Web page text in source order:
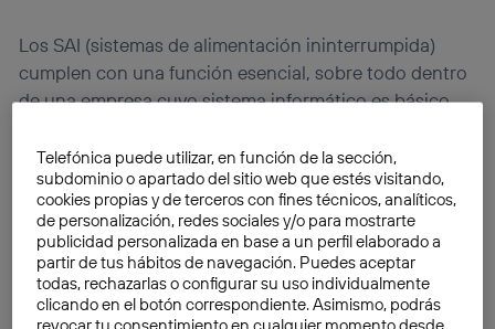
Los SAI (sistemas de alimentación ininterrumpida)
cumplen con una función esencial, sobre todo dentro
de una empresa cuyo sistema informático es básico
que cada vez es más habitual, sin duda. Se trata de
dispositivos que cuentan con una fuente de
almacenamiento energético propia, lo que les
concede autonomía frente a la red eléctrica.Esta
autonomía se presta a un ordenadorcuando éste se
queda sin el aporte eléctrico necesario de forma
repentina.
Telefónica puede utilizar, en función de la sección,
subdominio o apartado del sitio web que estés visitando,
cookies propias y de terceros con fines técnicos, analíticos,
de personalización, redes sociales y/o para mostrarte
publicidad personalizada en base a un perfil elaborado a
partir de tus hábitos de navegación. Puedes aceptar
todas, rechazarlas o configurar su uso individualmente
clicando en el botón correspondiente. Asimismo, podrás
revocar tu consentimiento en cualquier momento desde